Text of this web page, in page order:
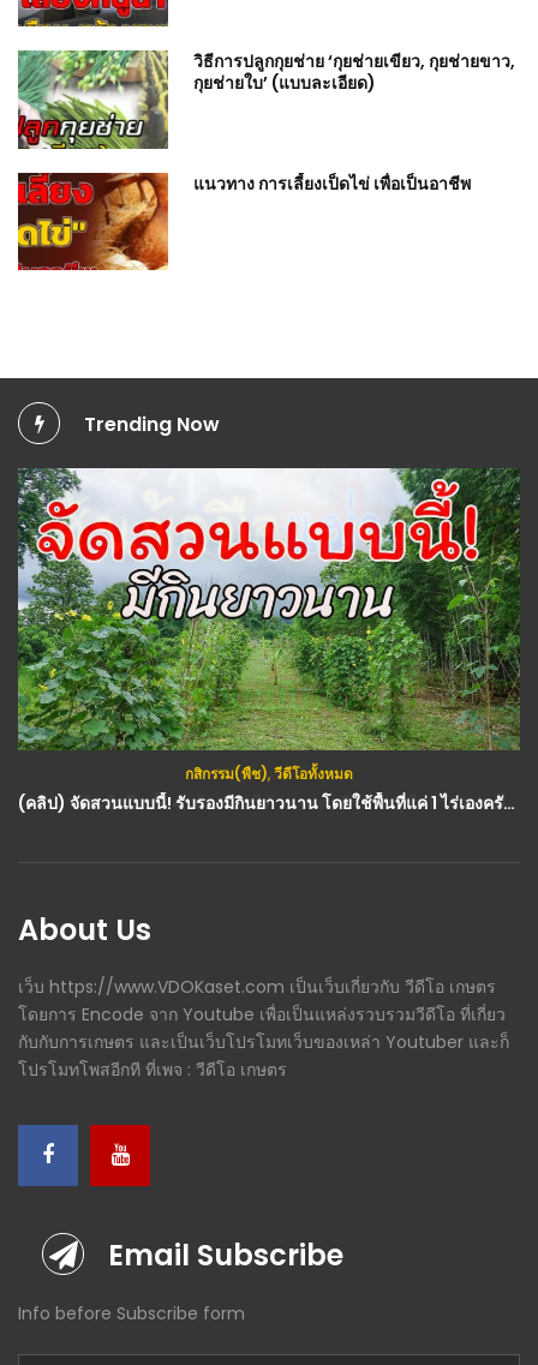
วิธีการปลูกกุยช่าย ‘กุยช่ายเขียว, กุยช่ายขาว,
กุยช่ายใบ’ (แบบละเอียด)
แนวทาง การเลี้ยงเป็ดไข่ เพื่อเป็นอาชีพ
Trending Now
กสิกรรม(พืช),วีดีโอทั้งหมด
(คลิป) จัดสวนแบบนี้! รับรองมีกินยาวนาน โดยใช้พื้นที่แค่ 1 ไร่เองครับ : วีดีโอ เกษตร
About Us
เว็บ https://www.VDOKaset.com เป็นเว็บเกี่ยวกับ วีดีโอ เกษตร
โดยการ Encode จาก Youtube เพื่อเป็นแหล่งรวบรวมวีดีโอ ที่เกี่ยว
กับกับการเกษตร และเป็นเว็บโปรโมทเว็บของเหล่า Youtuber และก็
โปรโมทโพสอีกที ที่เพจ : วีดีโอ เกษตร
Email Subscribe
Info before Subscribe form